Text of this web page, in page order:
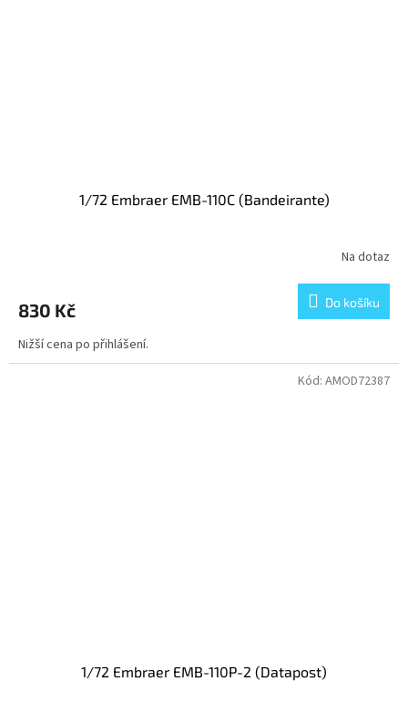
1/72 Embraer EMB-110C (Bandeirante)
Na dotaz
830 Kč Do košíku
Nižší cena po přihlášení.
1/72 Embraer EMB-110P-2 (Datapost)
Kód: AMOD72387